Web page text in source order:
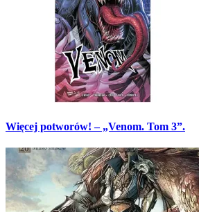
Więcej potworów! – „Venom. Tom 3”.